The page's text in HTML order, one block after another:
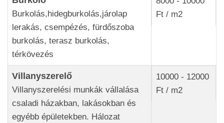
Burkolás,hidegburkolás,járolap
lerakás, csempézés, fürdőszoba
burkolás, terasz burkolás,
térkövezés
Ft / m2
Villanyszerelő
Villanyszerelési munkák vállalása
csaladi házakban, lakásokban és
egyébb épületekben. Hálozat
10000 - 12000
Ft / m2